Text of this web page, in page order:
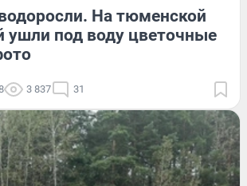
На тюменской
ушли под воду цветочные
3 837 31